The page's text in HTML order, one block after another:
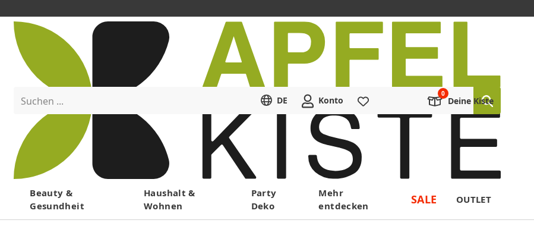
Menü
Suchen ... DE Konto Deine Kiste
Beauty &
Gesundheit
Haushalt &
Wohnen
Party
Deko
Mehr
entdecken
SALE OUTLET